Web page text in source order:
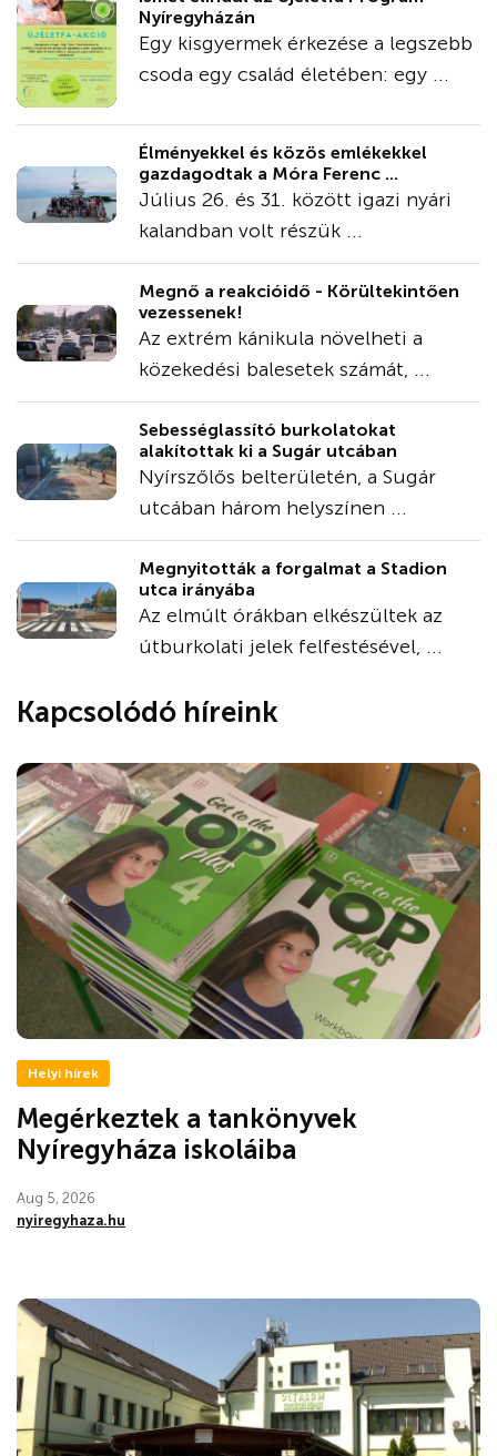
Nyíregyházán
Egy kisgyermek érkezése a legszebb
csoda egy család életében: egy ...
Élményekkel és közös emlékekkel
gazdagodtak a Móra Ferenc ...
Július 26. és 31. között igazi nyári
kalandban volt részük ...
Megnő a reakcióidő - Körültekintően
vezessenek!
Az extrém kánikula növelheti a
közekedési balesetek számát, ...
Sebességlassító burkolatokat
alakítottak ki a Sugár utcában
Nyírszőlős belterületén, a Sugár
utcában három helyszínen ...
Megnyitották a forgalmat a Stadion
utca irányába
Az elmúlt órákban elkészültek az
útburkolati jelek felfestésével, ...
Kapcsolódó híreink
Helyi hírek
Megérkeztek a tankönyvek
Nyíregyháza iskoláiba
Aug 5, 2026
nyiregyhaza.hu